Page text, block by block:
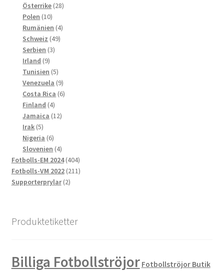
produkter
Österrike 2828
Polen 1010
produkter
Rumänien 44
Schweiz 4949
Serbien 33
Irland 99
produkter
Tunisien 55
produkter
Venezuela 99
produkter
Costa Rica 66
Finland 44
produkter
Jamaica 1212
Irak 55
produkter
Nigeria 66
produkter
Slovenien 44
produkter
Fotbolls-EM 2024 404404
produkter
Fotbolls-VM 2022 211211
Supporterprylar 22
Produktetiketter
Billiga Fotbollströjor Fotbollströjor Butik